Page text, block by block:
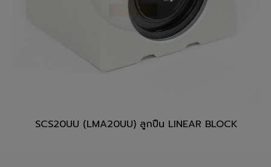
SCS20UU (LMA20UU) ลูกปืน LINEAR BLOCK